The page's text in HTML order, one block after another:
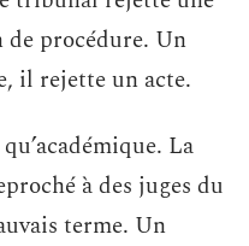
de procédure. Un
il rejette un acte.
La
à des juges du
terme. Un